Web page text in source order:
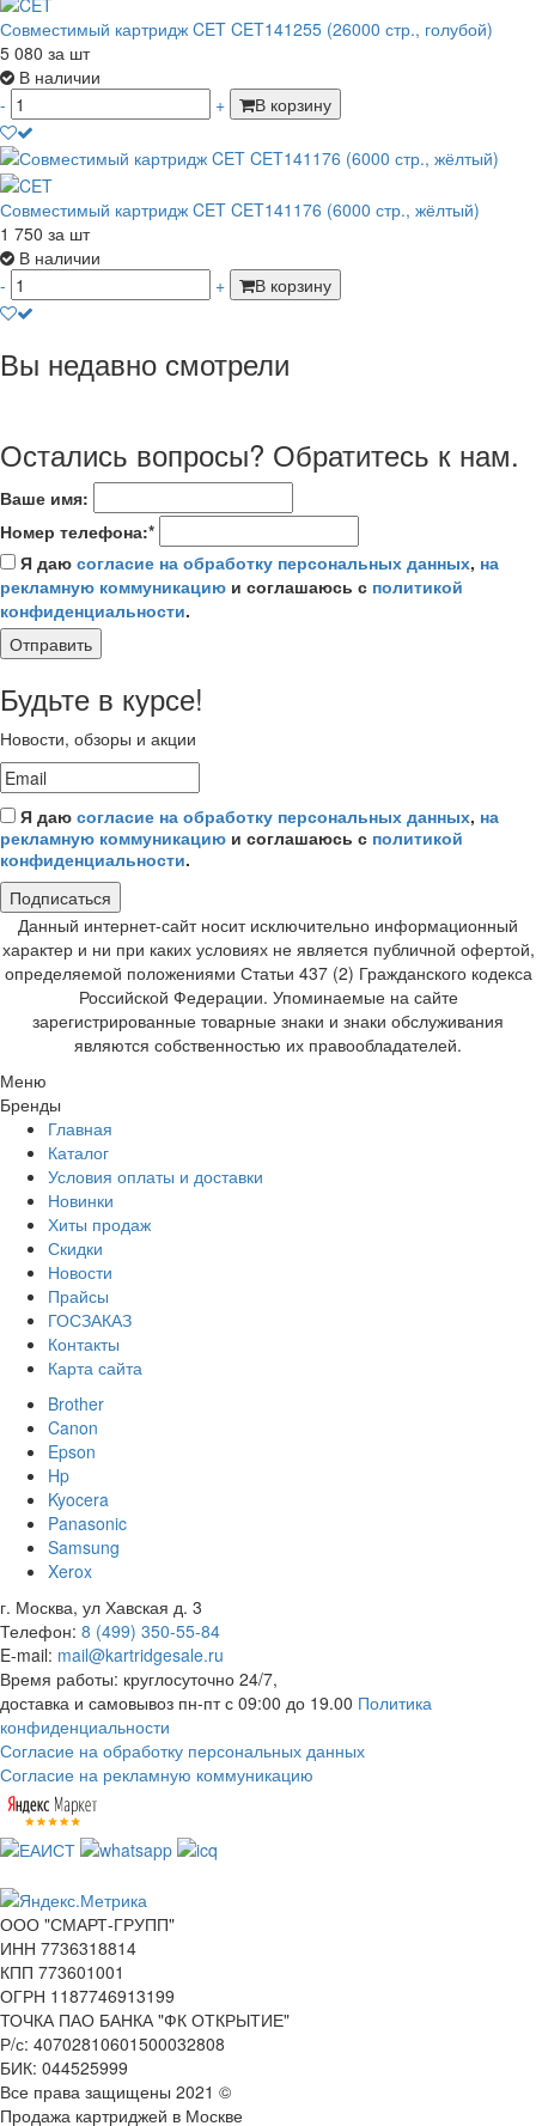
Совместимый картридж CET CET141255 (26000 стр., голубой)
5 080 за шт
В наличии
-
+ В корзину
Совместимый картридж CET CET141176 (6000 стр., жёлтый)
1 750 за шт
В наличии
-
+ В корзину
Вы недавно смотрели
Остались вопросы? Обратитесь к нам.
Ваше имя:
Номер телефона:*
Я даю согласие на обработку персональных данных, на
рекламную коммуникацию и соглашаюсь с политикой
конфиденциальности.
Отправить
Будьте в курсе!
Новости, обзоры и акции
Я даю согласие на обработку персональных данных, на
рекламную коммуникацию и соглашаюсь с политикой
конфиденциальности.
Подписаться
Данный интернет-сайт носит исключительно информационный
характер и ни при каких условиях не является публичной офертой,
определяемой положениями Статьи 437 (2) Гражданского кодекса
Российской Федерации. Упоминаемые на сайте
зарегистрированные товарные знаки и знаки обслуживания
являются собственностью их правообладателей.
Меню
Бренды
Главная
Каталог
Условия оплаты и доставки
Новинки
Хиты продаж
Скидки
Новости
Прайсы
ГОСЗАКАЗ
Контакты
Карта сайта
Brother
Canon
Epson
Hp
Kyocera
Panasonic
Samsung
Xerox
г. Москва, ул Хавская д. 3
Телефон: 8 (499) 350-55-84
E-mail: mail@kartridgesale.ru
Время работы: круглосуточно 24/7,
доставка и самовывоз пн-пт с 09:00 до 19.00 Политика
конфиденциальности
Согласие на обработку персональных данных
Согласие на рекламную коммуникацию
ООО "СМАРТ-ГРУПП"
ИНН 7736318814
КПП 773601001
ОГРН 1187746913199
ТОЧКА ПАО БАНКА "ФК ОТКРЫТИЕ"
Р/с: 40702810601500032808
БИК: 044525999
Все права защищены 2021 ©
Продажа картриджей в Москве